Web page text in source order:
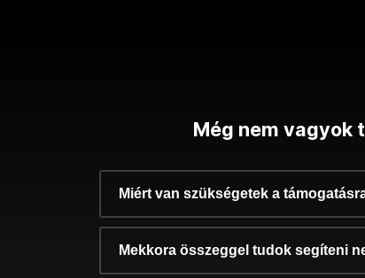
Még nem vagyok
Miért van szükségetek a
Mekkora összeggel tudok segíteni